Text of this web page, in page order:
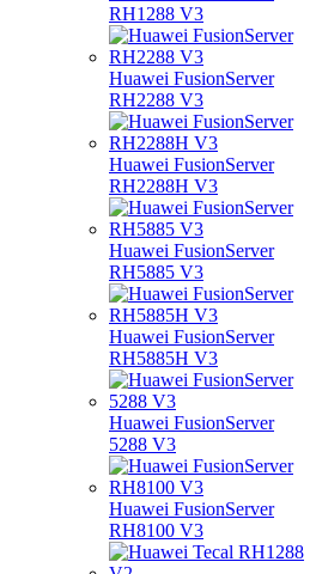
RH1288 V3
Huawei FusionServer
RH2288 V3
Huawei FusionServer
RH2288H V3
Huawei FusionServer
RH5885 V3
Huawei FusionServer
RH5885H V3
Huawei FusionServer
5288 V3
Huawei FusionServer
RH8100 V3